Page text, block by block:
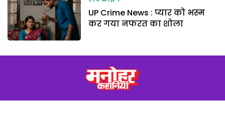
UP Crime News : प्यार को भस्म
कर गया नफरत का शोला